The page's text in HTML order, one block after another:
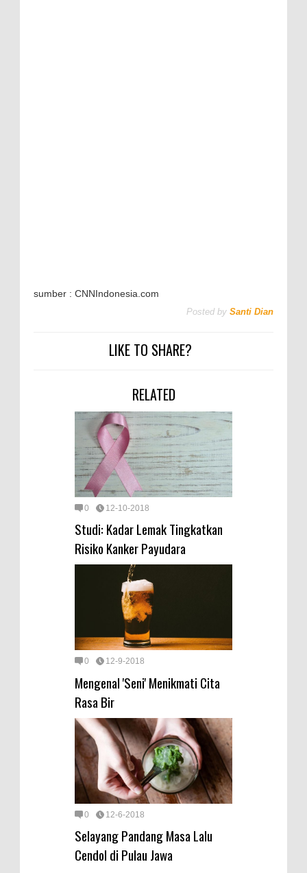
sumber : CNNIndonesia.com
Posted by Santi Dian
LIKE TO SHARE?
RELATED
0 12-10-2018
Studi: Kadar Lemak Tingkatkan
Risiko Kanker Payudara
0 12-9-2018
Mengenal 'Seni' Menikmati Cita
Rasa Bir
0 12-6-2018
Selayang Pandang Masa Lalu
Cendol di Pulau Jawa